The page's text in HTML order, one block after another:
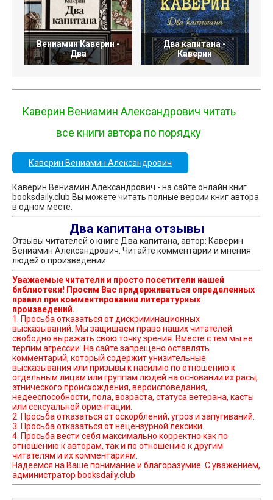
Вениамин Каверин -
Два
Два капитана -
Каверин
Каверин Вениамин Александрович читать
все книги автора по порядку
Каверин Вениамин Александрович
Каверин Вениамин Александрович - на сайте онлайн книг
booksdaily.club Вы можете читать полные версии книг автора
в одном месте.
Два капитана отзывы
Отзывы читателей о книге Два капитана, автор: Каверин
Вениамин Александрович. Читайте комментарии и мнения
людей о произведении.
Уважаемые читатели и просто посетители нашей
библиотеки! Просим Вас придерживаться определенных
правил при комментировании литературных
произведений.
1. Просьба отказаться от дискриминационных
высказываний. Мы защищаем право наших читателей
свободно выражать свою точку зрения. Вместе с тем мы не
терпим агрессии. На сайте запрещено оставлять
комментарий, который содержит унизительные
высказывания или призывы к насилию по отношению к
отдельным лицам или группам людей на основании их расы,
этнического происхождения, вероисповедания,
недееспособности, пола, возраста, статуса ветерана, касты
или сексуальной ориентации.
2. Просьба отказаться от оскорблений, угроз и запугиваний.
3. Просьба отказаться от нецензурной лексики.
4. Просьба вести себя максимально корректно как по
отношению к авторам, так и по отношению к другим
читателям и их комментариям.
Надеемся на Ваше понимание и благоразумие. С уважением,
администратор booksdaily.club